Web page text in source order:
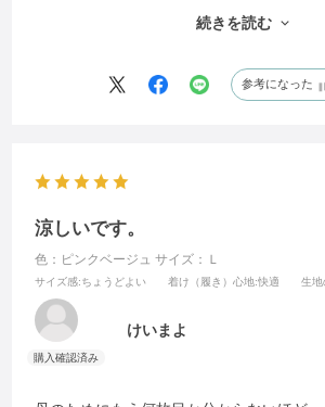
ピンクベージュのみの購入でしたが、色
続きを読む
参考になった
涼しいです。
色：ピンクベージュ サイズ：Ｌ
サイズ感:ちょうどよい 着け（履き）心地:快適 生地
けいまよ